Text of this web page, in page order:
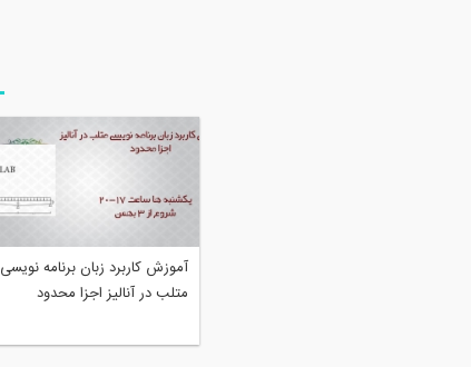
آموزش کاربرد زبان برنامه نویسی
متلب در آنالیز اجزا محدود